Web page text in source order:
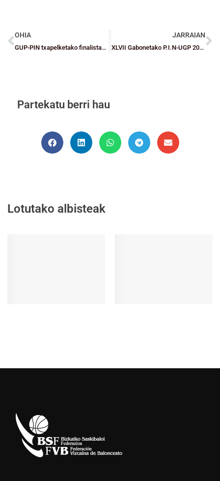
OHIA
GUP-PIN txapelketako finalistak erabakita daude
JARRAIAN
XLVII Gabonetako P.I.N-UGP 2017/2018-XIII Gabonetako B.E.C. Torneoaren “errege” berriak
Partekatu berri hau
Lotutako albisteak